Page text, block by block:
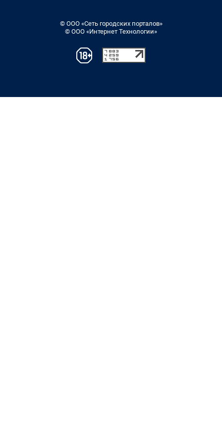
© ООО «Сеть городских порталов»
© ООО «Интернет Технологии»